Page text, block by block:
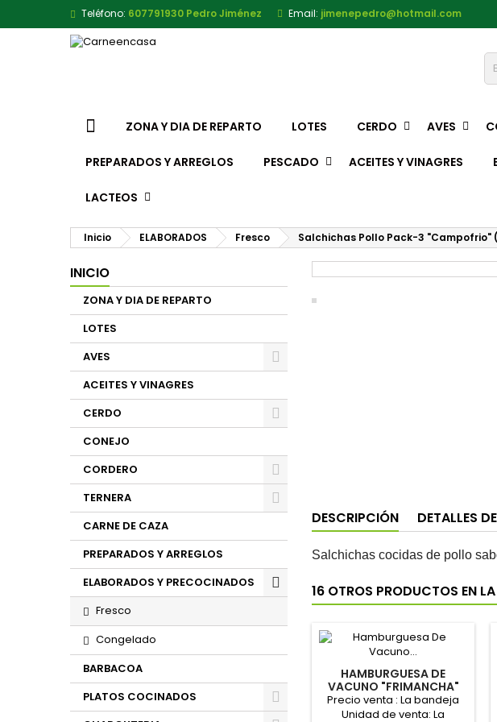
Teléfono: 607791930 Pedro Jiménez Email: jimenepedro@hotmail.com
ZONA Y DIA DE REPARTO LOTES CERDO AVES
PREPARADOS Y ARREGLOS PESCADO ACEITES Y VINAGRES
LACTEOS
Inicio ELABORADOS Fresco Salchichas Pollo Pack-3 "Campofrio"
INICIO
ZONA Y DIA DE REPARTO
LOTES
AVES
ACEITES Y VINAGRES
CERDO
CONEJO
CORDERO
TERNERA
CARNE DE CAZA
PREPARADOS Y ARREGLOS
ELABORADOS Y PRECOCINADOS
Fresco
Congelado
BARBACOA
PLATOS COCINADOS
DESCRIPCIÓN DETALLES
Salchichas cocidas de pollo
16 OTROS PRODUCTOS EN
HAMBURGUESA DE
VACUNO "FRIMANCHA"
(POR ENCARGO)
Precio venta : La bandeja
Unidad de venta: La